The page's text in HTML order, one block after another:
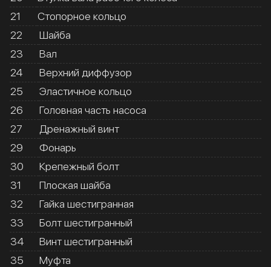
21
Стопорное кольцо
22
Шайба
23
Вал
24
Верхний диффузор
25
Эластичное кольцо
26
Головная часть насоса
27
Дренажный винт
29
Фонарь
30
Крепежный болт
31
Плоская шайба
32
Гайка шестигранная
33
Болт шестигранный
34
Винт шестигранный
35
Муфта